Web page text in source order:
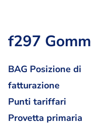
f297
BAG Posizione di
fatturazione
Punti tariffari
Provetta primaria